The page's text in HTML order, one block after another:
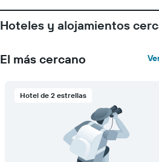
Hoteles y alojamientos
El más cercano
Hotel de 2 estrellas